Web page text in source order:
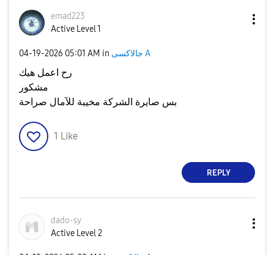
emad223
Active Level 1
‎04-19-2026 05:01 AM in جالاكسى A
رح اعمل هيك
مشكور
بس صايرة الشركة مخيبة للآمال صراحة
1 Like
REPLY
dado-sy
Active Level 2